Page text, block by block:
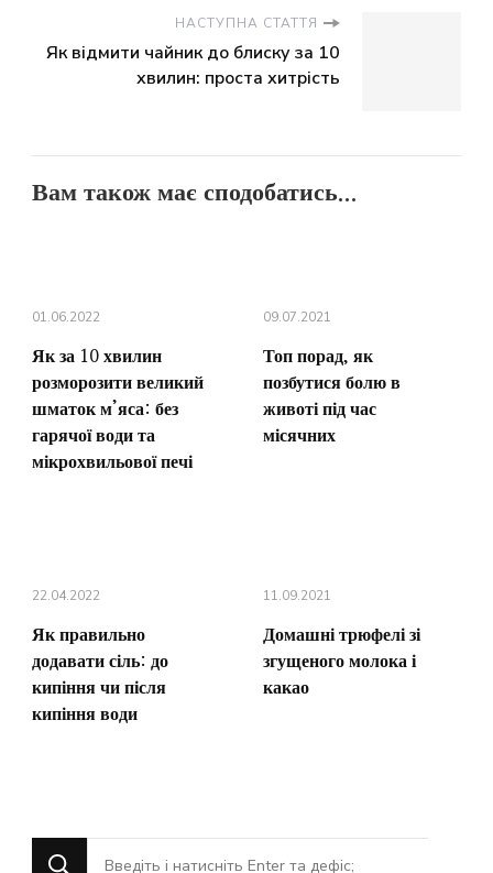
НАСТУПНА СТАТТЯ
Як відмити чайник до блиску за 10
хвилин: проста хитрість
Вам також має сподобатись...
01.06.2022
Як за 10 хвилин
розморозити великий
шматок м’яса: без
гарячої води та
мікрохвильової печі
09.07.2021
Топ порад, як
позбутися болю в
животі під час
місячних
22.04.2022
Як правильно
додавати сіль: до
кипіння чи після
кипіння води
11.09.2021
Домашні трюфелі зі
згущеного молока і
какао
Шукаєте